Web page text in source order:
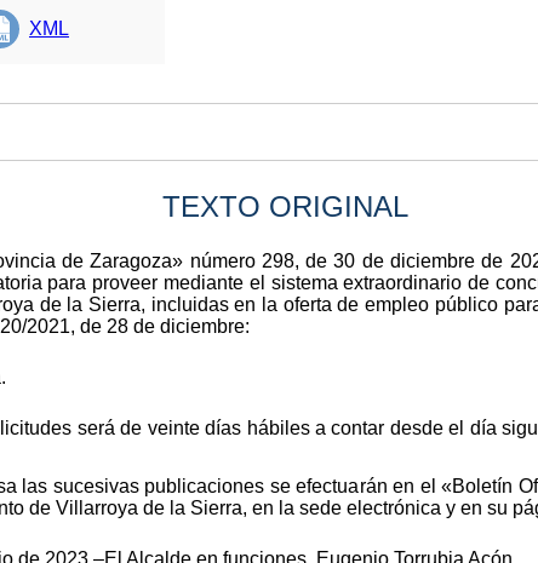
XML
TEXTO ORIGINAL
de Zaragoza» número 298, de 30 de diciembre de
para proveer mediante el sistema extraordinario de
de la Sierra, incluidas en la oferta de empleo público
2021, de 28 de diciembre:
será de veinte días hábiles a contar desde el día
las sucesivas publicaciones se efectuarán en el «Boletín
de Villarroya de la Sierra, en la sede electrónica y en su
de 2023.–El Alcalde en funciones, Eugenio Torrubia Acón.